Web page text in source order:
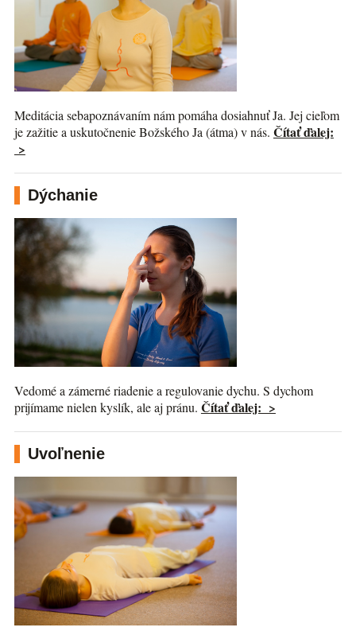
Meditácia sebapoznávaním nám pomáha dosiahnuť Ja. Jej cieľom
je zažitie a uskutočnenie Božského Ja (átma) v nás. Čítať ďalej:
>
Dýchanie
Vedomé a zámerné riadenie a regulovanie dychu. S dychom
prijímame nielen kyslík, ale aj pránu. Čítať ďalej: >
Uvoľnenie